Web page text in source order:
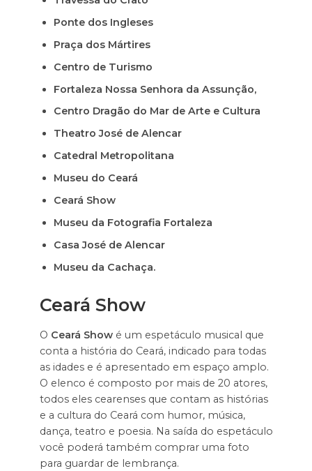
Ponte dos Ingleses
Praça dos Mártires
Centro de Turismo
Fortaleza Nossa Senhora da Assunção,
Centro Dragão do Mar de Arte e Cultura
Theatro José de Alencar
Catedral Metropolitana
Museu do Ceará
Ceará Show
Museu da Fotografia Fortaleza
Casa José de Alencar
Museu da Cachaça.
Ceará Show
O Ceará Show é um espetáculo musical que
conta a história do Ceará, indicado para todas
as idades e é apresentado em espaço amplo.
O elenco é composto por mais de 20 atores,
todos eles cearenses que contam as histórias
e a cultura do Ceará com humor, música,
dança, teatro e poesia. Na saída do espetáculo
você poderá também comprar uma foto
para guardar de lembrança.